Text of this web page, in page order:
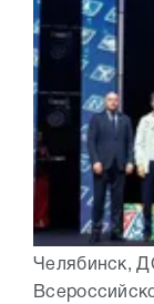
Челябинск,